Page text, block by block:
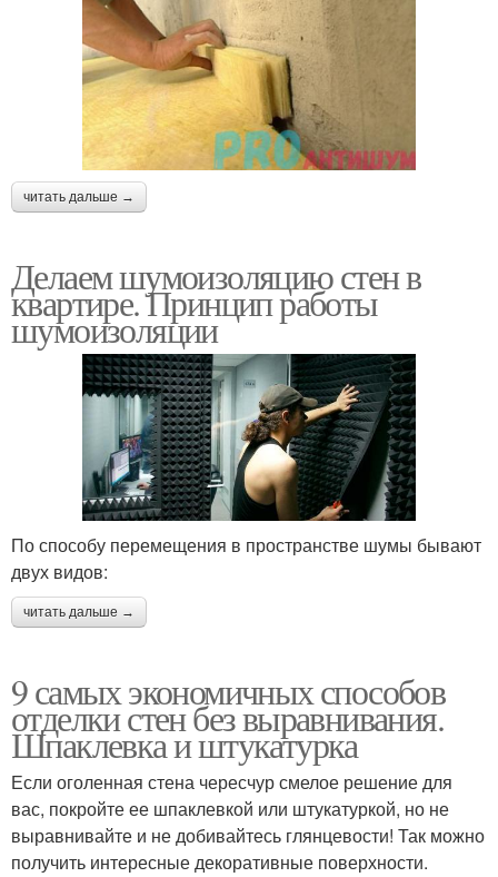
читать дальше →
Делаем шумоизоляцию стен в
квартире. Принцип работы
шумоизоляции
По способу перемещения в пространстве шумы бывают
двух видов:
читать дальше →
9 самых экономичных способов
отделки стен без выравнивания.
Шпаклевка и штукатурка
Если оголенная стена чересчур смелое решение для
вас, покройте ее шпаклевкой или штукатуркой, но не
выравнивайте и не добивайтесь глянцевости! Так можно
получить интересные декоративные поверхности.